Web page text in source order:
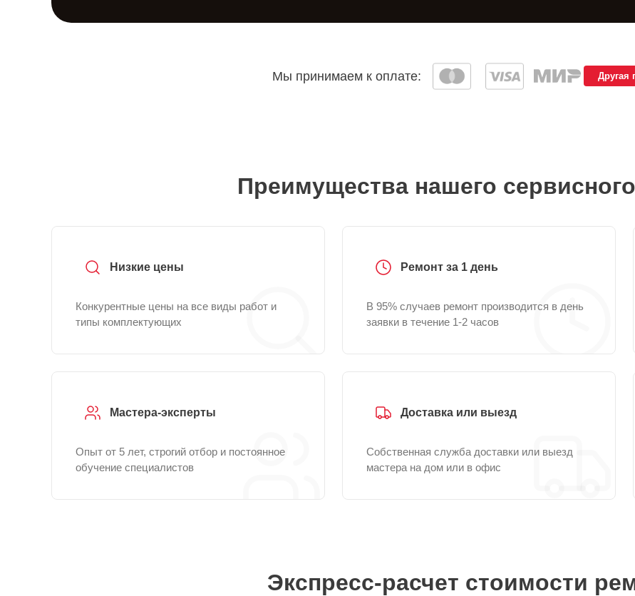
Мы принимаем к оплате: Другая
Преимущества нашего
Низкие цены
Конкурентные цены на все виды работ и
типы комплектующих
Ремонт за 1 день
В 95% случаев ремонт производится в день
заявки в течение 1-2 часов
Мастера-эксперты
Опыт от 5 лет, строгий отбор и постоянное
обучение специалистов
Доставка или выезд
Собственная служба доставки или выезд
мастера на дом или в офис
Экспресс-расчет стоимости